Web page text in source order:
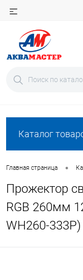
Каталог
Главная страница •
Прожектор
RGB 260мм
WH260-333P)